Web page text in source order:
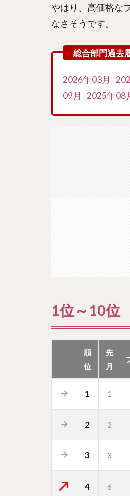
やはり、高価格な
なさそうです。
2026年03月
09月
2025年08
1位～10位
順
位
先
月
1 1
2 2
3 3
4 6